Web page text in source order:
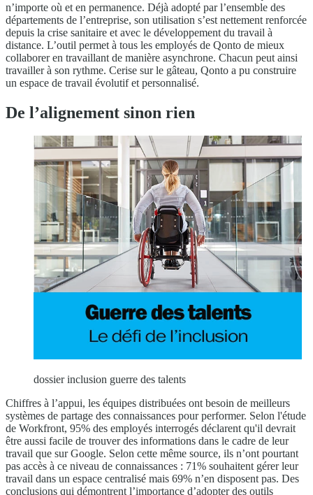
n’importe où et en permanence. Déjà adopté par l’ensemble des
départements de l’entreprise, son utilisation s’est nettement renforcée
depuis la crise sanitaire et avec le développement du travail à
distance. L’outil permet à tous les employés de Qonto de mieux
collaborer en travaillant de manière asynchrone. Chacun peut ainsi
travailler à son rythme. Cerise sur le gâteau, Qonto a pu construire
un espace de travail évolutif et personnalisé.
De l’alignement sinon rien
dossier inclusion guerre des talents
Chiffres à l’appui, les équipes distribuées ont besoin de meilleurs
systèmes de partage des connaissances pour performer. Selon l'étude
de Workfront, 95% des employés interrogés déclarent qu'il devrait
être aussi facile de trouver des informations dans le cadre de leur
travail que sur Google. Selon cette même source, ils n’ont pourtant
pas accès à ce niveau de connaissances : 71% souhaitent gérer leur
travail dans un espace centralisé mais 69% n’en disposent pas. Des
conclusions qui démontrent l’importance d’adopter des outils